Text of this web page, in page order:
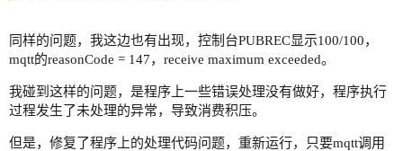
同样的问题，我这边也有出现，控制台PUBREC显示100/100，
mqtt的reasonCode = 147，receive maximum exceeded。
我碰到这样的问题，是程序上一些错误处理没有做好，程序执行
过程发生了未处理的异常，导致消费积压。
但是，修复了程序上的处理代码问题，重新运行，只要mqtt调用